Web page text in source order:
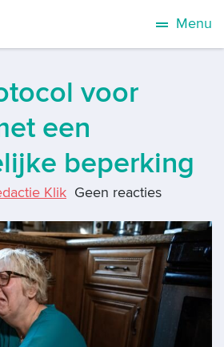
Menu
voor
een
beperking
Klik Geen reacties